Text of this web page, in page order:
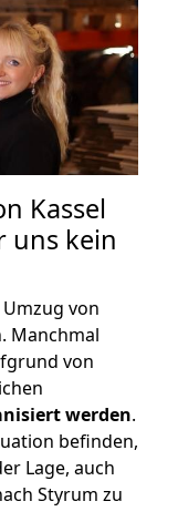
Kassel
uns kein
von
Manchmal
von
werden.
befinden,
Lage, auch
Styrum zu